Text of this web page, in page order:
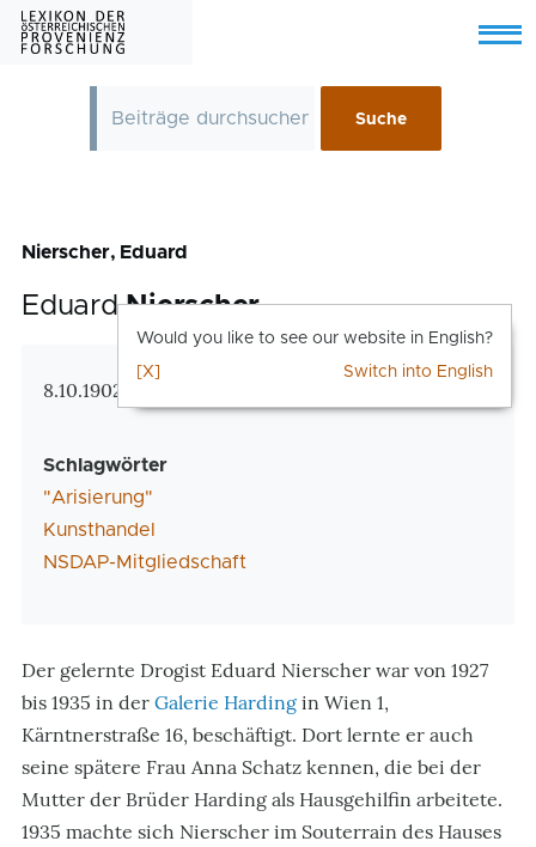
Skip to main content
Menu
Nierscher, Eduard
EduardNierscher
Zusatzinformationen
8.10.1902 Wien – 1970 Wien
Schlagwörter
"Arisierung"
Kunsthandel
NSDAP-Mitgliedschaft
Der gelernte Drogist Eduard Nierscher war von 1927
bis 1935 in der Galerie Harding in Wien 1,
Kärntnerstraße 16, beschäftigt. Dort lernte er auch
seine spätere Frau Anna Schatz kennen, die bei der
Mutter der Brüder Harding als Hausgehilfin arbeitete.
1935 machte sich Nierscher im Souterrain des Hauses
Would you like to see our website in English?
Switch into English
[X]